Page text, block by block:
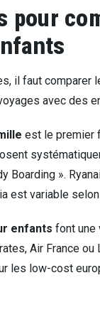
pour
il faut
avec des
est le premier
Boarding ».
est variable
enfants font une
Air France
les low-cost